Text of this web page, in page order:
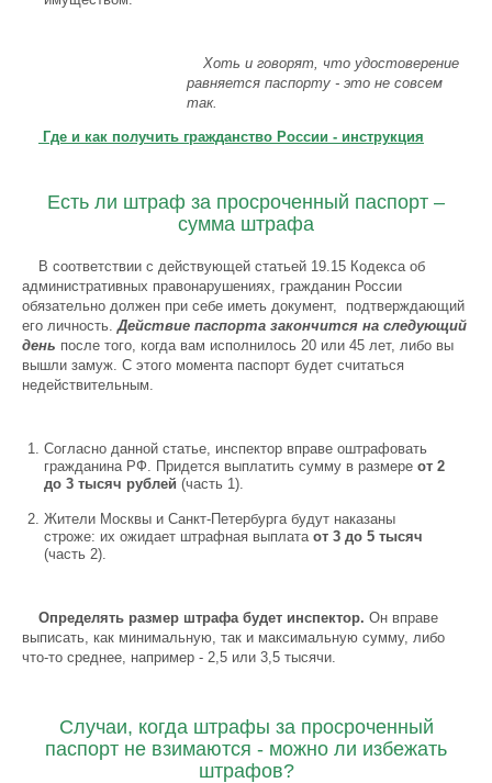
Хоть и говорят, что удостоверение
равняется паспорту - это не совсем
так.
Где и как получить гражданство России - инструкция
Есть ли штраф за просроченный паспорт –
сумма штрафа
В соответствии с действующей статьей 19.15 Кодекса об
административных правонарушениях, гражданин России
обязательно должен при себе иметь документ, подтверждающий
его личность. Действие паспорта закончится на следующий
день после того, когда вам исполнилось 20 или 45 лет, либо вы
вышли замуж. С этого момента паспорт будет считаться
недействительным.
Согласно данной статье, инспектор вправе оштрафовать
гражданина РФ. Придется выплатить сумму в размере от 2
до 3 тысяч рублей (часть 1).
Жители Москвы и Санкт-Петербурга будут наказаны
строже: их ожидает штрафная выплата от 3 до 5 тысяч
(часть 2).
Определять размер штрафа будет инспектор. Он вправе
выписать, как минимальную, так и максимальную сумму, либо
что-то среднее, например - 2,5 или 3,5 тысячи.
Случаи, когда штрафы за просроченный
паспорт не взимаются - можно ли избежать
штрафов?